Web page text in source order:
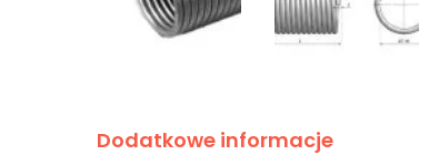
Dodatkowe informacje